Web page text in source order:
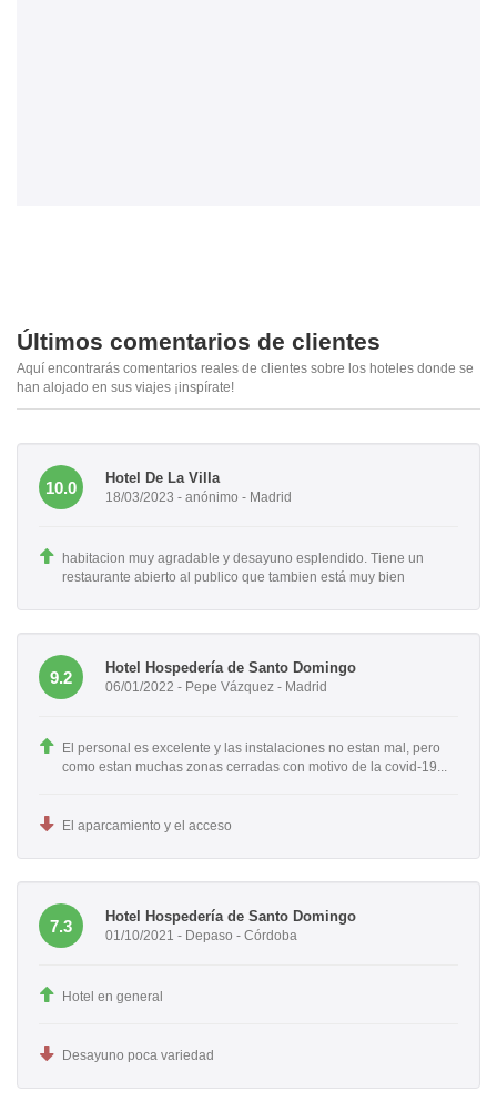
Últimos comentarios de clientes
Aquí encontrarás comentarios reales de clientes sobre los hoteles donde se
han alojado en sus viajes ¡inspírate!
10.0
Hotel De La Villa
18/03/2023 - anónimo - Madrid
habitacion muy agradable y desayuno esplendido. Tiene un
restaurante abierto al publico que tambien está muy bien
9.2
Hotel Hospedería de Santo Domingo
06/01/2022 - Pepe Vázquez - Madrid
El personal es excelente y las instalaciones no estan mal, pero
como estan muchas zonas cerradas con motivo de la covid-19...
El aparcamiento y el acceso
7.3
Hotel Hospedería de Santo Domingo
01/10/2021 - Depaso - Córdoba
Hotel en general
Desayuno poca variedad